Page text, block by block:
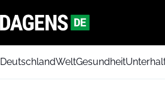
DeutschlandWeltGesundheit